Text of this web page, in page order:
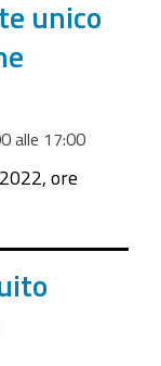
unico
alle 17:00
ore